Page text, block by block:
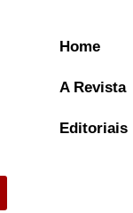
Home
A Revista
Editoriais